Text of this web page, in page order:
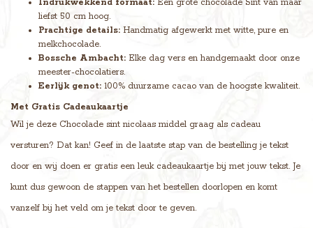
Indrukwekkend formaat: Een grote chocolade Sint van maar
liefst 50 cm hoog.
Prachtige details: Handmatig afgewerkt met witte, pure en
melkchocolade.
Bossche Ambacht: Elke dag vers en handgemaakt door onze
meester-chocolatiers.
Eerlijk genot: 100% duurzame cacao van de hoogste kwaliteit.
Met Gratis Cadeaukaartje
Wil je deze Chocolade sint nicolaas middel graag als cadeau
versturen? Dat kan! Geef in de laatste stap van de bestelling je tekst
door en wij doen er gratis een leuk cadeaukaartje bij met jouw tekst. Je
kunt dus gewoon de stappen van het bestellen doorlopen en komt
vanzelf bij het veld om je tekst door te geven.